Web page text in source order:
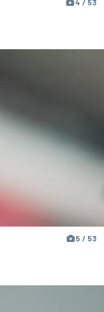
4 / 53
5 / 53